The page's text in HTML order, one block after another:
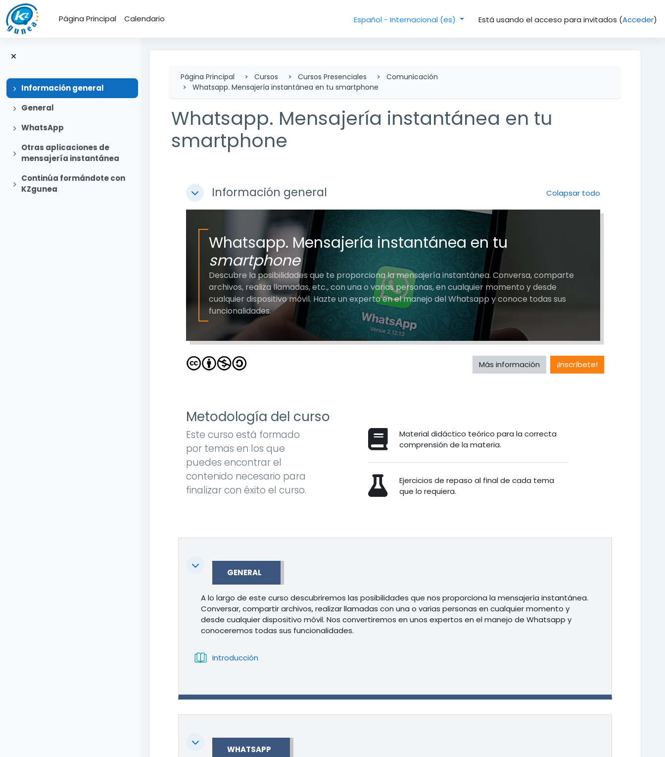
Salta al contenido principal
Página Principal
Calendario Español - Internacional ‎(es)‎ Está usando el acceso para invitados (Acceder)
Expandir
Información general
Expandir
General
Expandir
WhatsApp
Expandir
Otras aplicaciones de
mensajería instantánea
Expandir
Continúa formándote con
KZgunea
Página Principal Cursos Cursos Presenciales
Comunicación
Whatsapp. Mensajería instantánea en tu smartphone
Whatsapp. Mensajería instantánea en tu
smartphone
Perfilado de sección
ColapsarInformación general Colapsar todo
Whatsapp. Mensajería instantánea en tu
smartphone
Descubre la posibilidades que te proporciona la mensajería instantánea. Conversa, comparte
archivos, realiza llamadas, etc., con una o varias personas, en cualquier momento y desde
cualquier dispositivo móvil. Hazte un experto en el manejo del Whatsapp y conoce todas sus
funcionalidades.
Más información ¡Inscríbete!
Metodología del curso
Este curso está formado
por temas en los que
puedes encontrar el
contenido necesario para
finalizar con éxito el curso.
Material didáctico teórico para la correcta
comprensión de la materia.
Ejercicios de repaso al final de cada tema
que lo requiera.
Colapsar GENERAL
A lo largo de este curso descubriremos las posibilidades que nos proporciona la mensajería instantánea.
Conversar, compartir archivos, realizar llamadas con una o varias personas en cualquier momento y
desde cualquier dispositivo móvil. Nos convertiremos en unos expertos en el manejo de Whatsapp y
conoceremos todas sus funcionalidades.
Introducción
Colapsar WHATSAPP